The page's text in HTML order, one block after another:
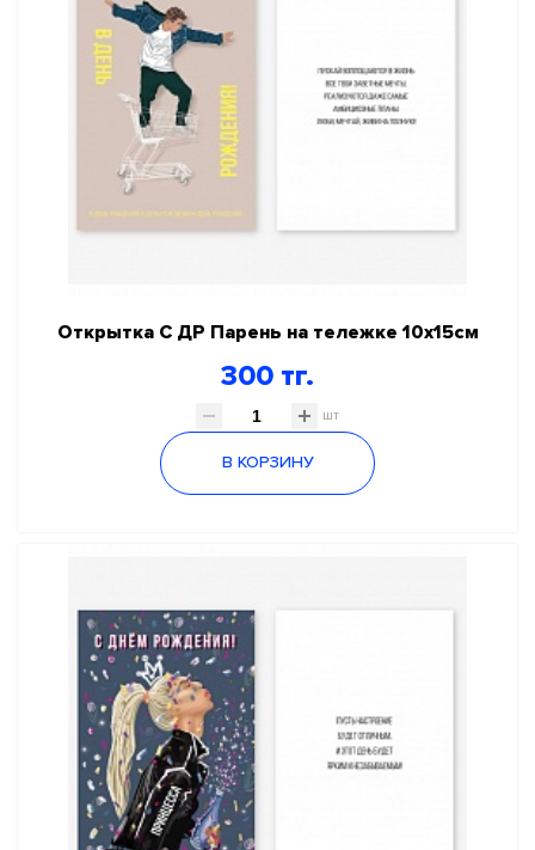
Открытка С ДР Парень на тележке 10х15см
300 тг.
шт
В КОРЗИНУ